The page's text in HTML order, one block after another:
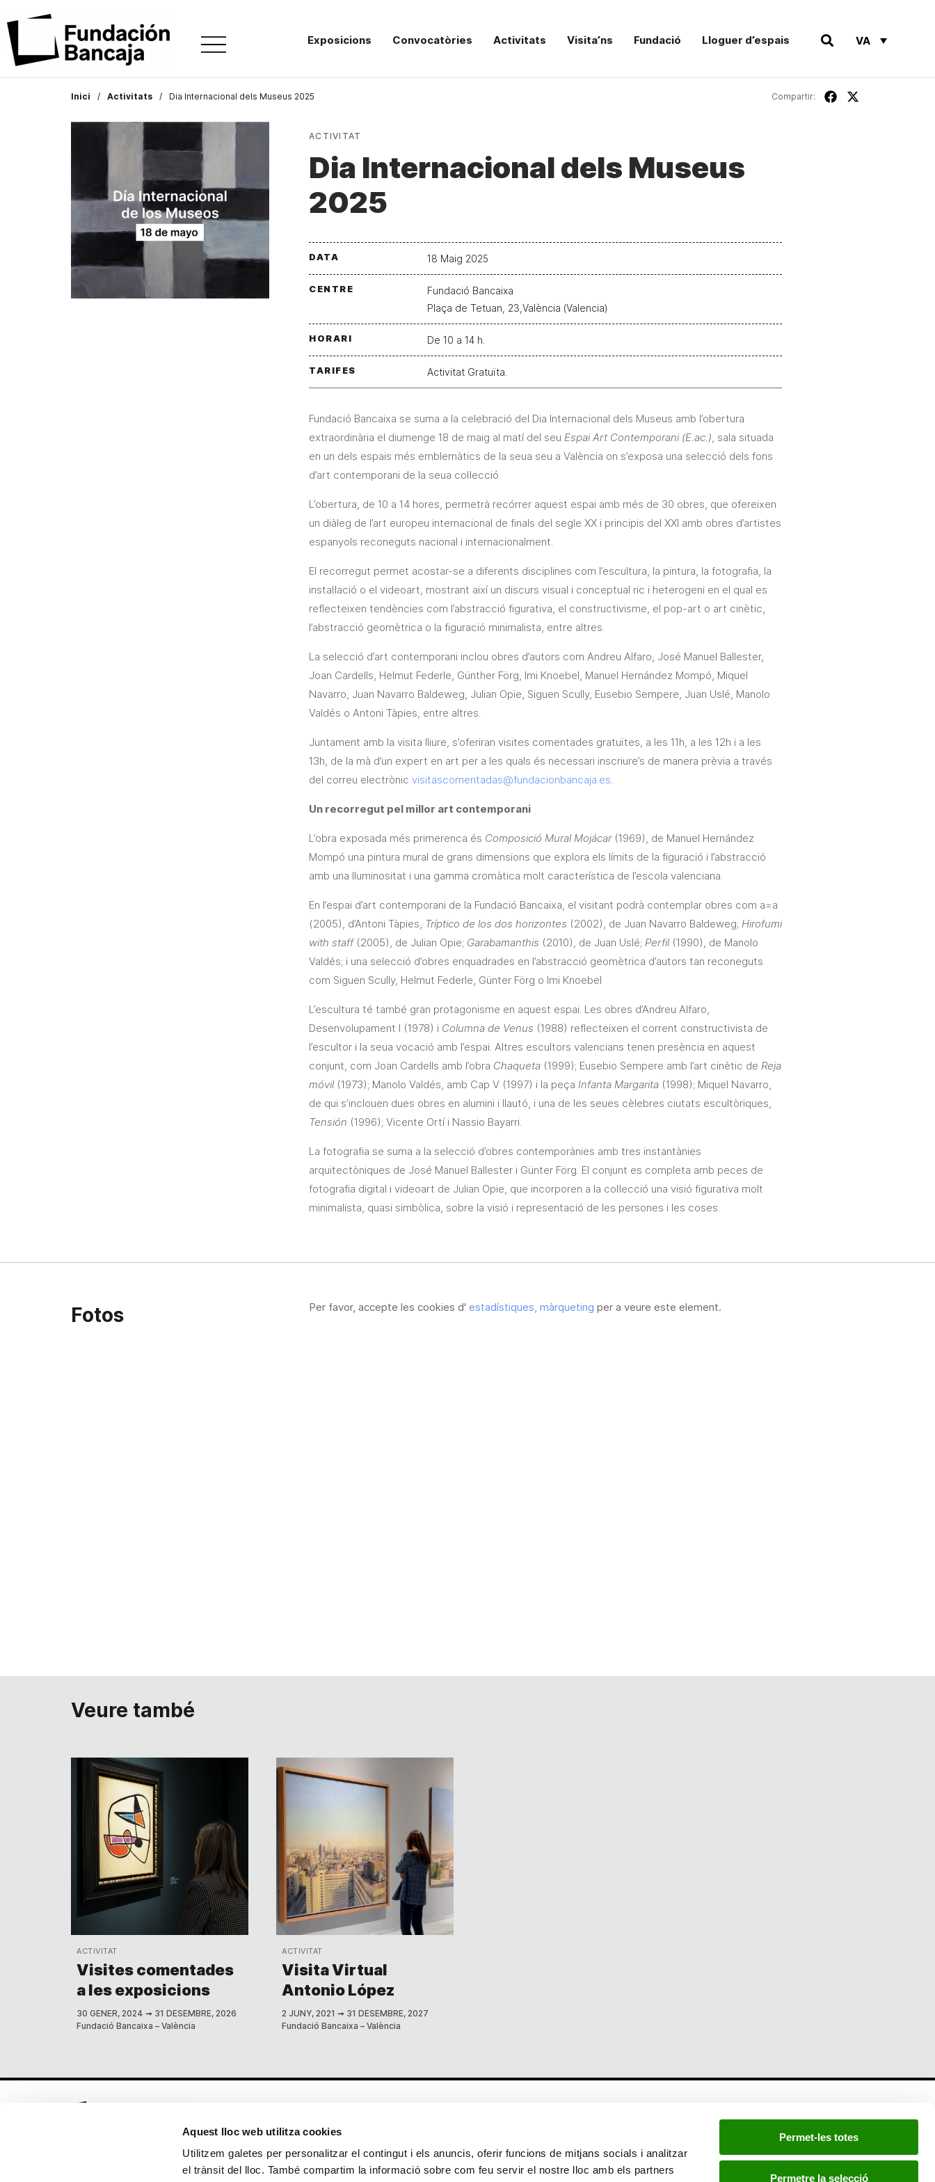
Aquest lloc web utilitza cookies
Utilitzem galetes per personalitzar el contingut i els anuncis, oferir funcions de mitjans socials i analitzar
el trànsit del lloc. També compartim la informació sobre com feu servir el nostre lloc amb els partners
Permet-les totes
Permetre la selecció
Exposicions Convocatòries Activitats Visita’ns Fundació Lloguer d’espais VA
Inici Activitats Dia Internacional dels Museus 2025 Compartir:
ACTIVITAT
Dia Internacional dels Museus
2025
DATA 18 Maig 2025
CENTRE
Fundació Bancaixa
Plaça de Tetuan, 23,València (Valencia)
HORARI De 10 a 14 h.
TARIFES Activitat Gratuïta.
Fundació Bancaixa se suma a la celebració del Dia Internacional dels Museus amb l’obertura
extraordinària el diumenge 18 de maig al matí del seu Espai Art Contemporani (E.ac.), sala situada
en un dels espais més emblemàtics de la seua seu a València on s’exposa una selecció dels fons
d’art contemporani de la seua col·lecció.
L’obertura, de 10 a 14 hores, permetrà recórrer aquest espai amb més de 30 obres, que ofereixen
un diàleg de l’art europeu internacional de finals del segle XX i principis del XXI amb obres d’artistes
espanyols reconeguts nacional i internacionalment.
El recorregut permet acostar-se a diferents disciplines com l’escultura, la pintura, la fotografia, la
instal·lació o el videoart, mostrant així un discurs visual i conceptual ric i heterogeni en el qual es
reflecteixen tendències com l’abstracció figurativa, el constructivisme, el pop-art o art cinètic,
l’abstracció geomètrica o la figuració minimalista, entre altres.
La selecció d’art contemporani inclou obres d’autors com Andreu Alfaro, José Manuel Ballester,
Joan Cardells, Helmut Federle, Günther Förg, Imi Knoebel, Manuel Hernández Mompó, Miquel
Navarro, Juan Navarro Baldeweg, Julian Opie, Siguen Scully, Eusebio Sempere, Juan Uslé, Manolo
Valdés o Antoni Tàpies, entre altres.
Juntament amb la visita lliure, s’oferiran visites comentades gratuïtes, a les 11h, a les 12h i a les
13h, de la mà d’un expert en art per a les quals és necessari inscriure’s de manera prèvia a través
del correu electrònic visitascomentadas@fundacionbancaja.es.
Un recorregut pel millor art contemporani
L’obra exposada més primerenca és Composició Mural Mojácar(1969), de Manuel Hernández
Mompó una pintura mural de grans dimensions que explora els límits de la figuració i l’abstracció
amb una lluminositat i una gamma cromàtica molt característica de l’escola valenciana.
En l’espai d’art contemporani de la Fundació Bancaixa, el visitant podrà contemplar obres com a=a
(2005), d’Antoni Tàpies, Tríptico de los dos horizontes (2002), de Juan Navarro Baldeweg; Hirofumi
with staff(2005), de Julian Opie; Garabamanthis (2010), de Juan Uslé; Perfil(1990), de Manolo
Valdés; i una selecció d’obres enquadrades en l’abstracció geomètrica d’autors tan reconeguts
com Siguen Scully, Helmut Federle, Günter Förg o Imi Knoebel
L’escultura té també gran protagonisme en aquest espai. Les obres d’Andreu Alfaro,
Desenvolupament I (1978) i Columna de Venus (1988) reflecteixen el corrent constructivista de
l’escultor i la seua vocació amb l’espai. Altres escultors valencians tenen presència en aquest
conjunt, com Joan Cardells amb l’obra Chaqueta (1999); Eusebio Sempere amb l’art cinètic de Reja
móvil(1973); Manolo Valdés, amb Cap V (1997) i la peça Infanta Margarita (1998); Miquel Navarro,
de qui s’inclouen dues obres en alumini i llautó, i una de les seues cèlebres ciutats escultòriques,
Tensión (1996); Vicente Ortí i Nassio Bayarri.
La fotografia se suma a la selecció d’obres contemporànies amb tres instantànies
arquitectòniques de José Manuel Ballester i Günter Förg. El conjunt es completa amb peces de
fotografia digital i videoart de Julian Opie, que incorporen a la col·lecció una visió figurativa molt
minimalista, quasi simbòlica, sobre la visió i representació de les persones i les coses.
Fotos Per favor, accepte les cookies d' estadístiques, màrqueting per a veure este element.
Veure també
ACTIVITAT
Visites comentades
a les exposicions
30 GENER, 2024 ➟ 31 DESEMBRE, 2026
Fundació Bancaixa – València
ACTIVITAT
Visita Virtual
Antonio López
2 JUNY, 2021 ➟ 31 DESEMBRE, 2027
Fundació Bancaixa – València
Comunicació
Sol·licitud d’imatges de la col·lecció
d’art
Si quieres estar a la última, inscríbete a nuestra
newsletter: